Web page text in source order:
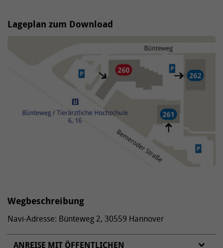
Lageplan zum Download
Wegbeschreibung
Navi-Adresse: Bünteweg 2, 30559 Hannover
ANREISE MIT ÖFFENTLICHEN